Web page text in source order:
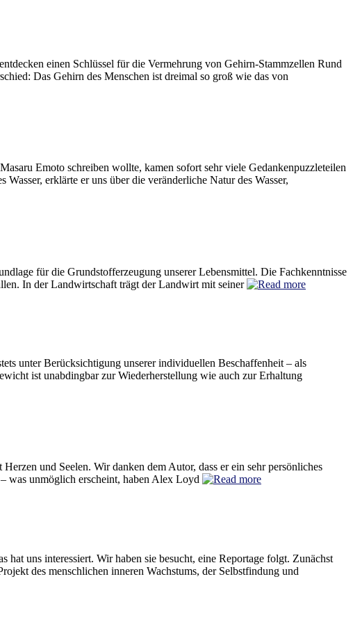
einen Schlüssel für die Vermehrung von Gehirn-Stammzellen Rund
Das Gehirn des Menschen ist dreimal so groß wie das von
Emoto schreiben wollte, kamen sofort sehr viele Gedankenpuzzleteilen
erklärte er uns über die veränderliche Natur des Wasser,
für die Grundstofferzeugung unserer Lebensmittel. Die Fachkenntnisse
In der Landwirtschaft trägt der Landwirt mit seiner
unter Berücksichtigung unserer individuellen Beschaffenheit – als
ist unabdingbar zur Wiederherstellung wie auch zur Erhaltung
und Seelen. Wir danken dem Autor, dass er ein sehr persönliches
was unmöglich erscheint, haben Alex Loyd
uns interessiert. Wir haben sie besucht, eine Reportage folgt. Zunächst
des menschlichen inneren Wachstums, der Selbstfindung und